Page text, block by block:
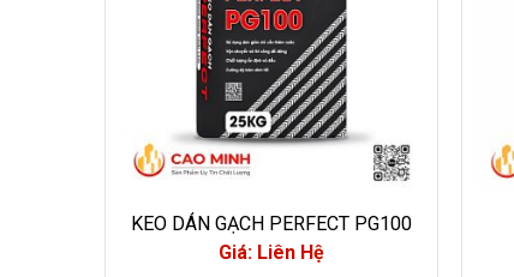
KEO DÁN GẠCH PERFECT PG100
Giá: Liên Hệ